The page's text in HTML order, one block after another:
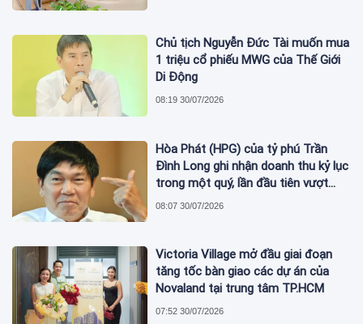
Chủ tịch Nguyễn Đức Tài muốn mua
1 triệu cổ phiếu MWG của Thế Giới
Di Động
08:19 30/07/2026
Hòa Phát (HPG) của tỷ phú Trần
Đình Long ghi nhận doanh thu kỷ lục
trong một quý, lần đầu tiên vượt
mức 2 tỷ USD
08:07 30/07/2026
Victoria Village mở đầu giai đoạn
tăng tốc bàn giao các dự án của
Novaland tại trung tâm TP.HCM
07:52 30/07/2026